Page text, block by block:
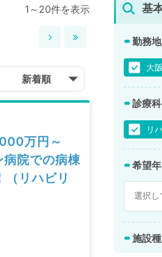
1～20件を表示
新着順
万円～
院での病棟
リハビリ
基
勤務地
大
診療
リ
希望
施設